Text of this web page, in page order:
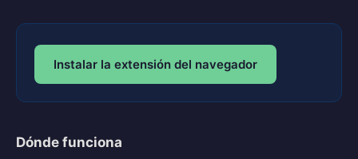
Instalar la extensión del navegador
Dónde funciona